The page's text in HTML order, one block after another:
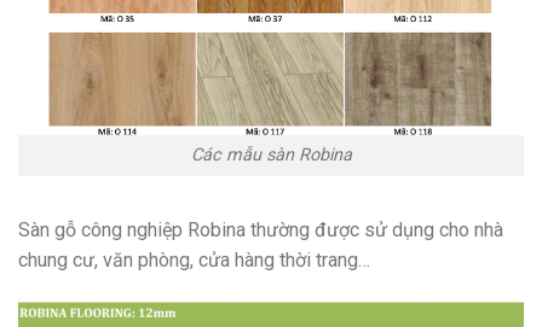
Các mẫu sàn Robina
Sàn gỗ công nghiệp Robina thường được sử dụng cho nhà
chung cư, văn phòng, cửa hàng thời trang…